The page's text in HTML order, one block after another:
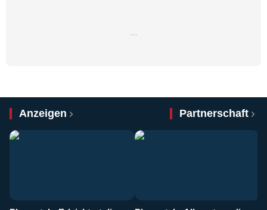
Anzeigen Partnerschaft